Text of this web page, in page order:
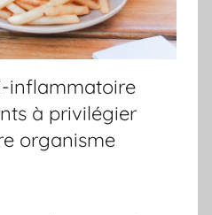
inflammatoire
à privilégier
organisme